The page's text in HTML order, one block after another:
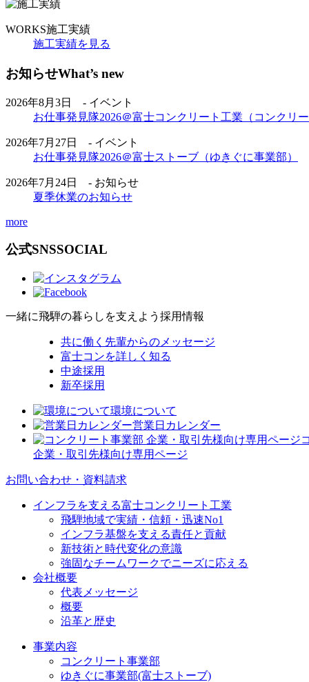
WORKS施工実績
施工実績を見る
お知らせWhat’s new
2026年8月3日 - イベント
お仕事発見隊2026＠富士コンクリート工業（コンクリー
2026年7月27日 - イベント
お仕事発見隊2026＠富士ストーブ（ゆきぐに事業部）
2026年7月24日 - お知らせ
夏季休業のお知らせ
more
公式SNSSOCIAL
一緒に飛騨の暮らしを支えよう 採用情報
共に働く先輩からのメッセージ
富士コンを詳しく知る
中途採用
新卒採用
環境について
営業日カレンダー
企業・取引先様向け専用ページ
お問い合わせ・資料請求
インフラを支える富士コンクリート工業
飛騨地域で実績・信頼・迅速No1
インフラ基盤を支える責任と貢献
新技術と時代変化の意識
強固なチームワークでニーズに応える
会社概要
代表メッセージ
概要
沿革と歴史
事業内容
コンクリート事業部
ゆきぐに事業部(富士ストーブ)